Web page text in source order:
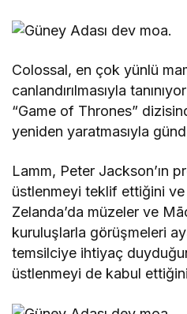
Colossal, en çok yünlü
canlandırılmasıyla
“Game of Thrones”
yeniden yaratmasıyla
Lamm, Peter Jackson’ın
üstlenmeyi teklif ettiğini ve
Zelanda’da müzeler ve
kuruluşlarla görüşmeleri
temsilciye ihtiyaç
üstlenmeyi de kabul